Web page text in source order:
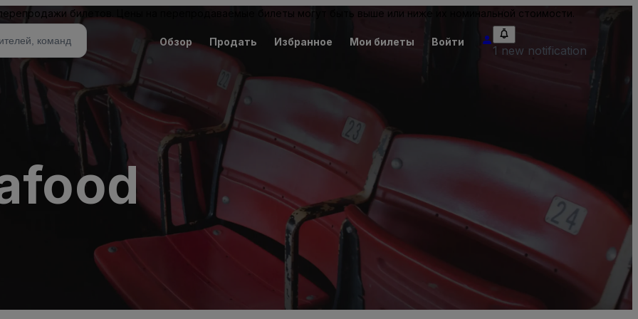
билетов. Цены на перепродаваемые билеты могут быть выше или ниже их номинальной стоимости.
Обзор Продать Избранное Мои билеты Войти
1 new notification